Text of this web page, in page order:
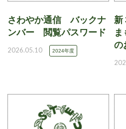
さわやか通信 バックナ
ンバー 閲覧パスワード
2026.05.10 2024年度
新
の